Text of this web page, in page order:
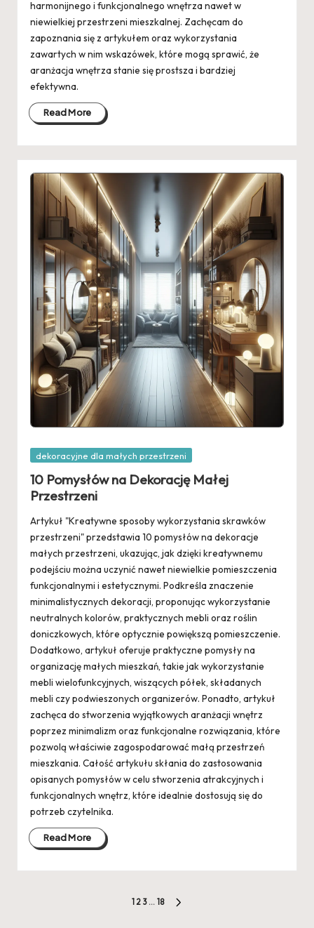
harmonijnego i funkcjonalnego wnętrza nawet w
niewielkiej przestrzeni mieszkalnej. Zachęcam do
zapoznania się z artykułem oraz wykorzystania
zawartych w nim wskazówek, które mogą sprawić, że
aranżacja wnętrza stanie się prostsza i bardziej
efektywna.
Read More
Posted
dekoracyjne dla małych przestrzeni
10 Pomysłów na Dekorację Małej
Przestrzeni
Artykuł "Kreatywne sposoby wykorzystania skrawków
przestrzeni" przedstawia 10 pomysłów na dekoracje
małych przestrzeni, ukazując, jak dzięki kreatywnemu
podejściu można uczynić nawet niewielkie pomieszczenia
funkcjonalnymi i estetycznymi. Podkreśla znaczenie
minimalistycznych dekoracji, proponując wykorzystanie
neutralnych kolorów, praktycznych mebli oraz roślin
doniczkowych, które optycznie powiększą pomieszczenie.
Dodatkowo, artykuł oferuje praktyczne pomysły na
organizację małych mieszkań, takie jak wykorzystanie
mebli wielofunkcyjnych, wiszących półek, składanych
mebli czy podwieszonych organizerów. Ponadto, artykuł
zachęca do stworzenia wyjątkowych aranżacji wnętrz
poprzez minimalizm oraz funkcjonalne rozwiązania, które
pozwolą właściwie zagospodarować małą przestrzeń
mieszkania. Całość artykułu skłania do zastosowania
opisanych pomysłów w celu stworzenia atrakcyjnych i
funkcjonalnych wnętrz, które idealnie dostosują się do
potrzeb czytelnika.
Read More
Stronicowanie
1 2 3 … 18